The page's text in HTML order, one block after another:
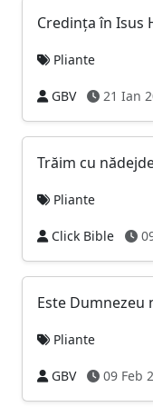
Credinţa în Isus
Pliante
GBV 21 Ian
Trăim cu
Pliante
Click Bible
Este Dumnezeu
Pliante
GBV 09 Feb